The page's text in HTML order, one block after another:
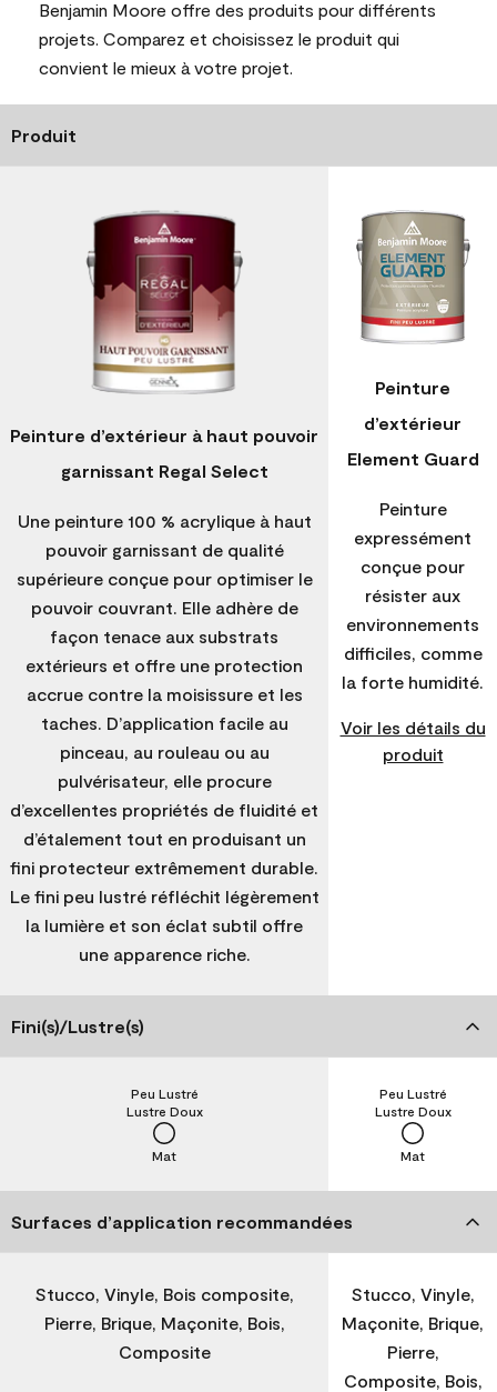
Benjamin Moore offre des produits pour différents
projets. Comparez et choisissez le produit qui
convient le mieux à votre projet.
Produit
Peinture d’extérieur à haut pouvoir
garnissant Regal Select
Une peinture 100 % acrylique à haut
pouvoir garnissant de qualité
supérieure conçue pour optimiser le
pouvoir couvrant. Elle adhère de
façon tenace aux substrats
extérieurs et offre une protection
accrue contre la moisissure et les
taches. D’application facile au
pinceau, au rouleau ou au
pulvérisateur, elle procure
d’excellentes propriétés de fluidité et
d’étalement tout en produisant un
fini protecteur extrêmement durable.
Le fini peu lustré réfléchit légèrement
la lumière et son éclat subtil offre
une apparence riche.
Peinture
d’extérieur
Element Guard
Peinture
expressément
conçue pour
résister aux
environnements
difficiles, comme
la forte humidité.
Voir les détails du
produit
Fini(s)/Lustre(s)
Mat
Lustre Doux
Peu Lustré
Mat
Lustre Doux
Peu Lustré
Surfaces d’application recommandées
Stucco, Vinyle, Bois composite,
Pierre, Brique, Maçonite, Bois,
Composite
Stucco, Vinyle,
Maçonite, Brique,
Pierre,
Composite, Bois,